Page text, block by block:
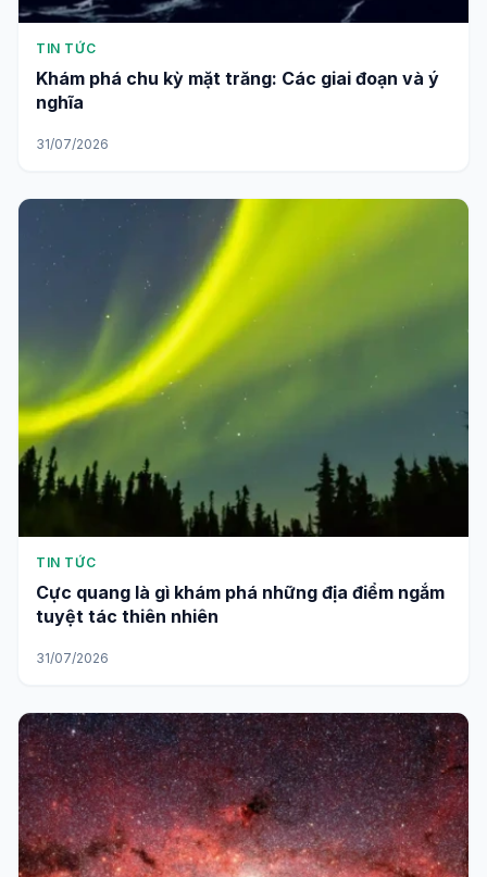
TIN TỨC
Khám phá chu kỳ mặt trăng: Các giai đoạn và ý
nghĩa
31/07/2026
TIN TỨC
Cực quang là gì khám phá những địa điểm ngắm
tuyệt tác thiên nhiên
31/07/2026